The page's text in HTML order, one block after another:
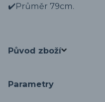
✔️Průměr 79cm.
Původ zboží
Parametry